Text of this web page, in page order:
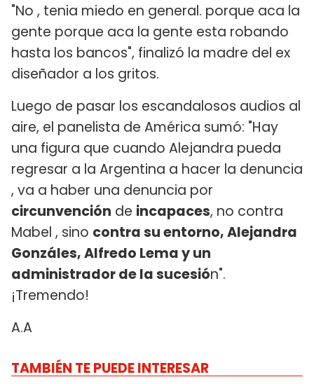
"No , tenia miedo en general. porque aca la
gente porque aca la gente esta robando
hasta los bancos", finalizó la madre del ex
diseñador a los gritos.
Luego de pasar los escandalosos audios al
aire, el panelista de América sumó: "Hay
una figura que cuando Alejandra pueda
regresar a la Argentina a hacer la denuncia
, va a haber una denuncia por
circunvención de incapaces, no contra
Mabel , sino contra su entorno, Alejandra
Gonzáles, Alfredo Lema y un
administrador de la sucesión".
¡Tremendo!
A.A
TAMBIÉN TE PUEDE INTERESAR